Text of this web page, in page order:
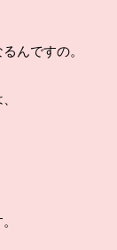
んですの。